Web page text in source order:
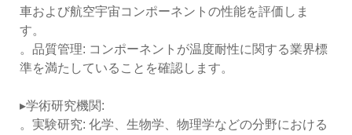
車および航空宇宙コンポーネントの性能を評価しま
す。
。品質管理: コンポーネントが温度耐性に関する業界標
準を満たしていることを確認します。
▸学術研究機関:
。実験研究: 化学、生物学、物理学などの分野における